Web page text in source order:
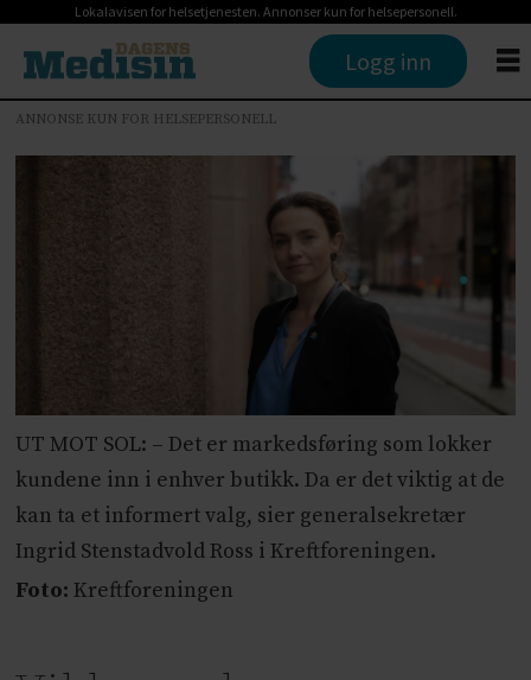
Lokalavisen for helsetjenesten. Annonser kun for helsepersonell.
Logg inn
ANNONSE KUN FOR HELSEPERSONELL
UT MOT SOL: – Det er markedsføring som lokker
kundene inn i enhver butikk. Da er det viktig at de
kan ta et informert valg, sier generalsekretær
Ingrid Stenstadvold Ross i Kreftforeningen.
Foto: Kreftforeningen